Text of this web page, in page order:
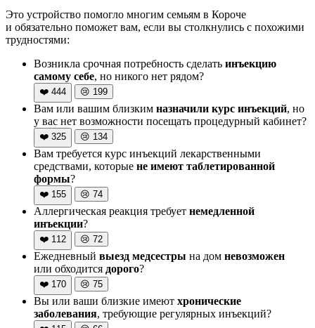
Это устройство помогло многим семьям в Короче
и обязательно поможет вам, если вы столкнулись с похожими
трудностями:
Возникла срочная потребность сделать инъекцию
самому себе, но никого нет рядом?
❤️ 444 😢 199
Вам или вашим близким назначили курс инъекций, но
у вас нет возможности посещать процедурный кабинет?
❤️ 325 😢 134
Вам требуется курс инъекций лекарственными
средствами, которые не имеют таблетированной
формы?
❤️ 155 😢 74
Аллергическая реакция требует немедленной
инъекции?
❤️ 112 😢 72
Ежедневный выезд медсестры на дом невозможен
или обходится дорого?
❤️ 170 😢 75
Вы или ваши близкие имеют хронические
заболевания, требующие регулярных инъекций?